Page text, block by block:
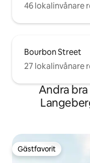
46 lokalinvånare
Bourbon Street
27 lokalinvånare
Andra
Gästfavorit
Gästfavorit